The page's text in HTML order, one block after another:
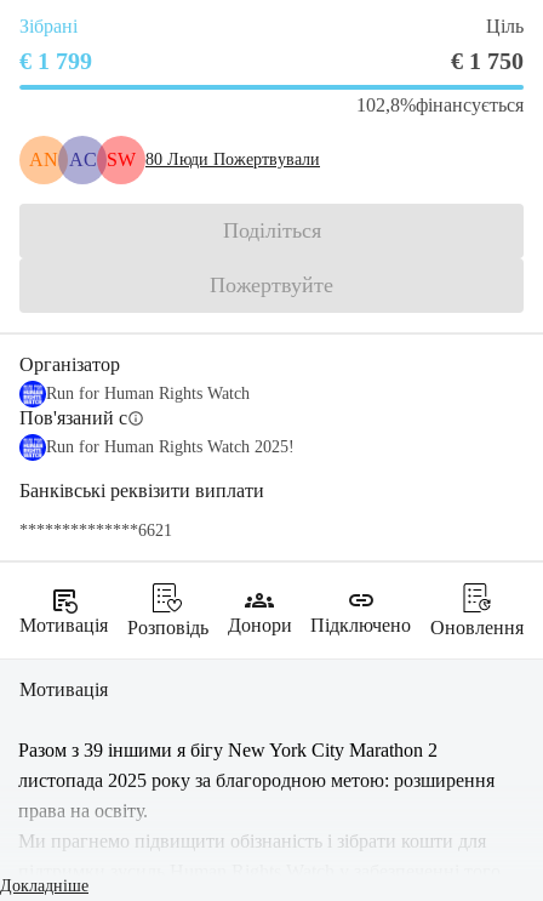
Зібрані Ціль
€ 1 799 € 1 750
102,8%фінансується
AN AC SW 80 Люди Пожертвували
Поділіться
Пожертвуйте
Організатор
Run for Human Rights Watch
Пов'язаний сinfo
Run for Human Rights Watch 2025!
Банківські реквізити виплати
**************6621
source_notes
Мотивація Розповідь
groups
Донори
link
Підключено Оновлення
Мотивація
Разом з 39 іншими я бігу New York City Marathon 2
листопада 2025 року за благородною метою: розширення
права на освіту.
Ми прагнемо підвищити обізнаність і зібрати кошти для
Докладніше